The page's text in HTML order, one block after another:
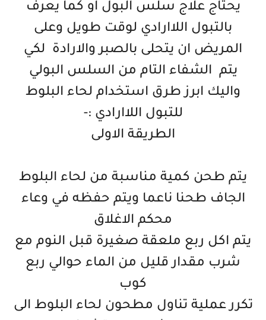
يحتاج علاج سلس البول او كما يعرف
بالتبول اللاارادي لوقت طويل وعلى
المريض ان يتحلى بالصبر والارادة لكي
يتم الشفاء التام من السلس البولي
واليك ابرز طرق استخدام لحاء البلوط
للتبول اللاارادي :-
الطريقة الاولى
يتم طحن كمية مناسبة من لحاء البلوط
الجاف طحنا ناعما ويتم حفظه في وعاء
محكم الاغلاق
يتم اكل ربع ملعقة صغيرة قبل النوم مع
شرب مقدار قليل من الماء حوالي ربع
كوب
تكرر عملية تناول مطحون لحاء البلوط الى